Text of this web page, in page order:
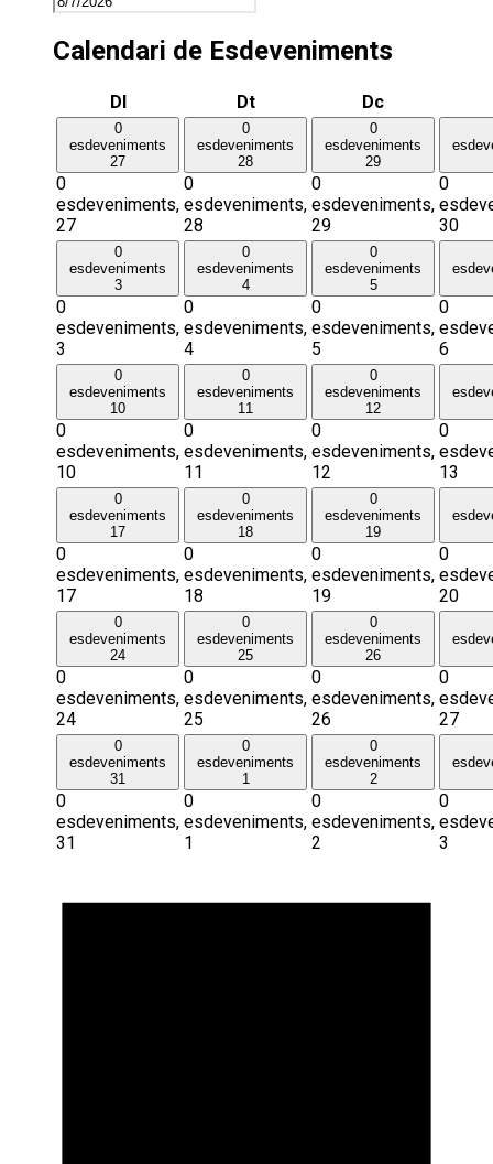
Calendari de Esdeveniments
DlDilluns DtDimarts DcDimecres
0
esdeveniments
27
0
esdeveniments,
27
0
esdeveniments
28
0
esdeveniments,
28
0
esdeveniments
29
0
esdeveniments,
29
0
30
0
esdeveniments
3
0
esdeveniments,
3
0
esdeveniments
4
0
esdeveniments,
4
0
esdeveniments
5
0
esdeveniments,
5
0
6
0
esdeveniments
10
0
esdeveniments,
10
0
esdeveniments
11
0
esdeveniments,
11
0
esdeveniments
12
0
esdeveniments,
12
0
13
0
esdeveniments
17
0
esdeveniments,
17
0
esdeveniments
18
0
esdeveniments,
18
0
esdeveniments
19
0
esdeveniments,
19
0
20
0
esdeveniments
24
0
esdeveniments,
24
0
esdeveniments
25
0
esdeveniments,
25
0
esdeveniments
26
0
esdeveniments,
26
0
27
0
esdeveniments
31
0
esdeveniments,
31
0
esdeveniments
1
0
esdeveniments,
1
0
esdeveniments
2
0
esdeveniments,
2
0
3